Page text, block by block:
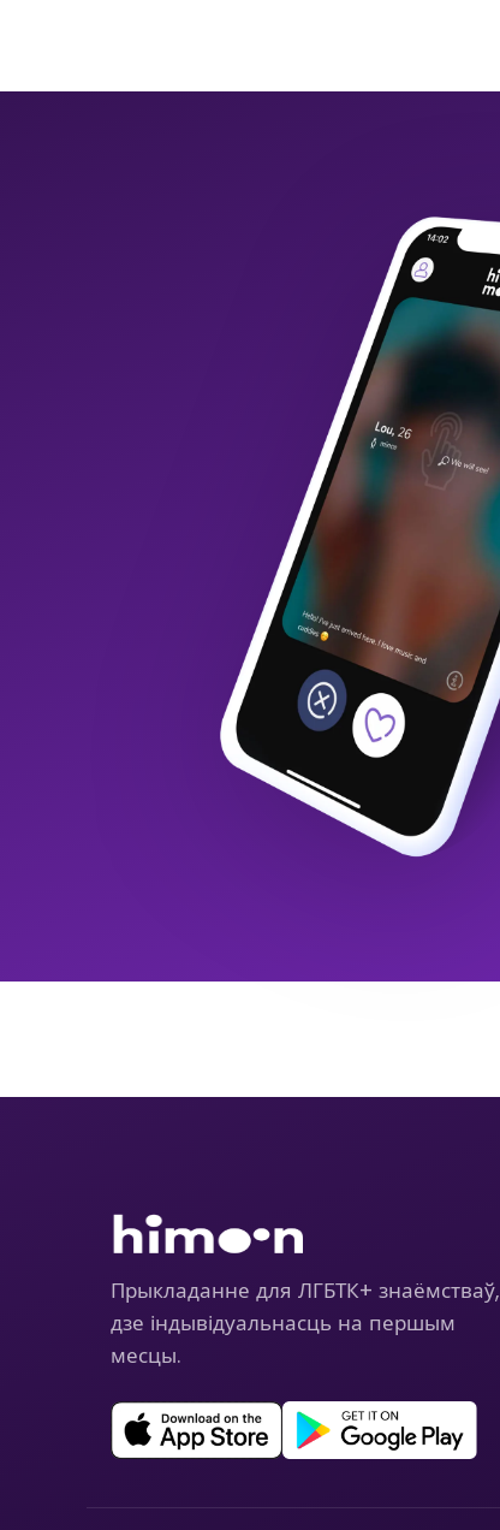
Прыкладанне для ЛГБТК+ знаёмстваў,
дзе індывідуальнасць на першым
месцы.